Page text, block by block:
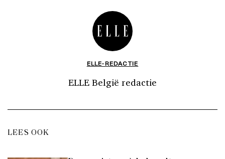
ELLE-REDACTIE
ELLE België redactie
LEES OOK